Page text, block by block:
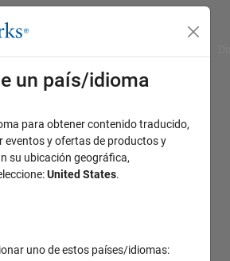
Folder
through folders
un país/idioma
para obtener contenido traducido,
eventos y ofertas de productos y
su ubicación geográfica,
United States.
uno de estos países/idiomas: